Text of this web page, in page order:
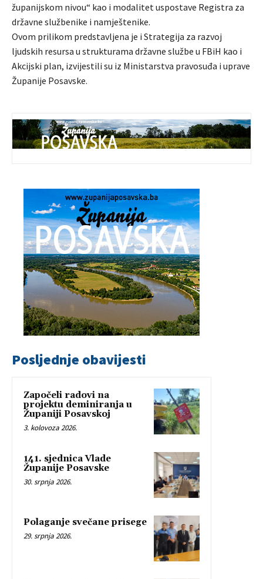
županijskom nivou“ kao i modalitet uspostave Registra za
državne službenike i namještenike.
Ovom prilikom predstavljena je i Strategija za razvoj
ljudskih resursa u strukturama državne službe u FBiH kao i
Akcijski plan, izvijestili su iz Ministarstva pravosuđa i uprave
Županije Posavske.
Posljednje obavijesti
Započeli radovi na
projektu deminiranja u
Županiji Posavskoj
3. kolovoza 2026.
141. sjednica Vlade
Županije Posavske
30. srpnja 2026.
Polaganje svečane prisege
29. srpnja 2026.